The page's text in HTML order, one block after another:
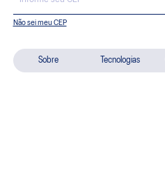
Sobre Tecnologias
Não sei meu CEP